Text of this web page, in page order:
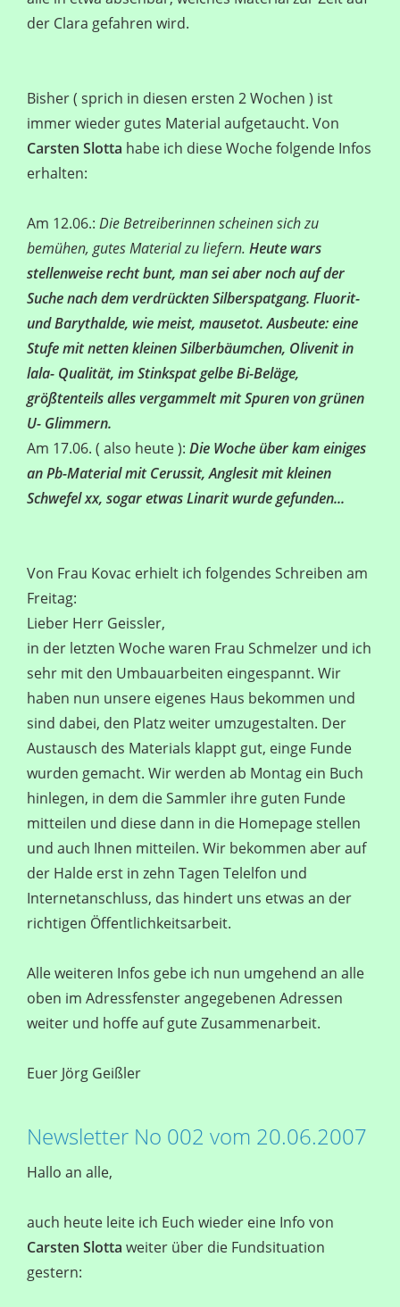
der Clara gefahren wird.
Bisher ( sprich in diesen ersten 2 Wochen ) ist
immer wieder gutes Material aufgetaucht. Von
Carsten Slotta habe ich diese Woche folgende Infos
erhalten:
Am 12.06.: Die Betreiberinnen scheinen sich zu
bemühen, gutes Material zu liefern. Heute wars
stellenweise recht bunt, man sei aber noch auf der
Suche nach dem verdrückten Silberspatgang. Fluorit-
und Barythalde, wie meist, mausetot. Ausbeute: eine
Stufe mit netten kleinen Silberbäumchen, Olivenit in
lala- Qualität, im Stinkspat gelbe Bi-Beläge,
größtenteils alles vergammelt mit Spuren von grünen
U- Glimmern.
Am 17.06. ( also heute ): Die Woche über kam einiges
an Pb-Material mit Cerussit, Anglesit mit kleinen
Schwefel xx, sogar etwas Linarit wurde gefunden...
Von Frau Kovac erhielt ich folgendes Schreiben am
Freitag:
Lieber Herr Geissler,
in der letzten Woche waren Frau Schmelzer und ich
sehr mit den Umbauarbeiten eingespannt. Wir
haben nun unsere eigenes Haus bekommen und
sind dabei, den Platz weiter umzugestalten. Der
Austausch des Materials klappt gut, einge Funde
wurden gemacht. Wir werden ab Montag ein Buch
hinlegen, in dem die Sammler ihre guten Funde
mitteilen und diese dann in die Homepage stellen
und auch Ihnen mitteilen. Wir bekommen aber auf
der Halde erst in zehn Tagen Telelfon und
Internetanschluss, das hindert uns etwas an der
richtigen Öffentlichkeitsarbeit.
Alle weiteren Infos gebe ich nun umgehend an alle
oben im Adressfenster angegebenen Adressen
weiter und hoffe auf gute Zusammenarbeit.
Euer Jörg Geißler
Newsletter No 002 vom 20.06.2007
Hallo an alle,
auch heute leite ich Euch wieder eine Info von
Carsten Slotta weiter über die Fundsituation
gestern: